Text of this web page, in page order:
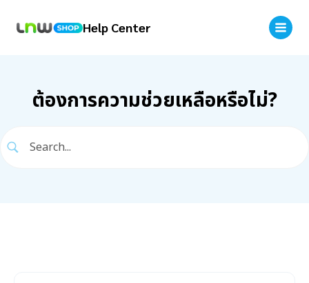
Help Center
ต้องการความช่วยเหลือหรือไม่?